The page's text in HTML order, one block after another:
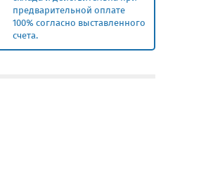
предварительной оплате
100% согласно выставленного
счета.